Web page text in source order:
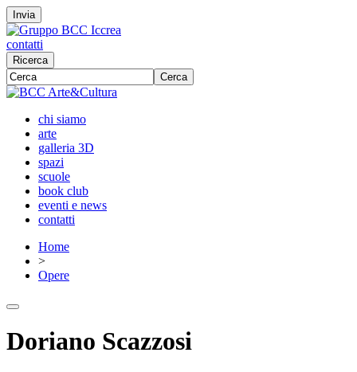
Invia
contatti
Ricerca
Cerca
chi siamo
arte
galleria 3D
spazi
scuole
book club
eventi e news
contatti
Home
>
Opere
Doriano Scazzosi